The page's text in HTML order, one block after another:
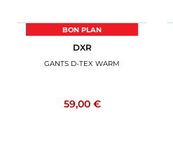
BON PLAN
DXR
GANTS D-TEX WARM
59,00 €